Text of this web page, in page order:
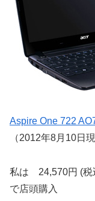
Aspire One 722
（2012年8月10日
私は 24,570円 (
で店頭購入